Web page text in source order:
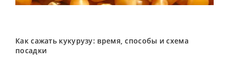
Как сажать кукурузу: время, способы и схема
посадки